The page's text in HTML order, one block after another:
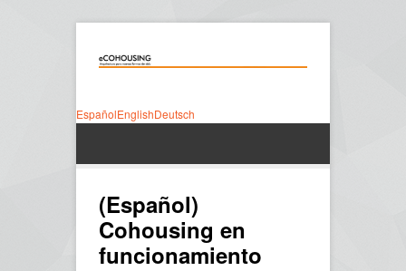
EspañolEnglishDeutsch
(Español)
Cohousing en
funcionamiento